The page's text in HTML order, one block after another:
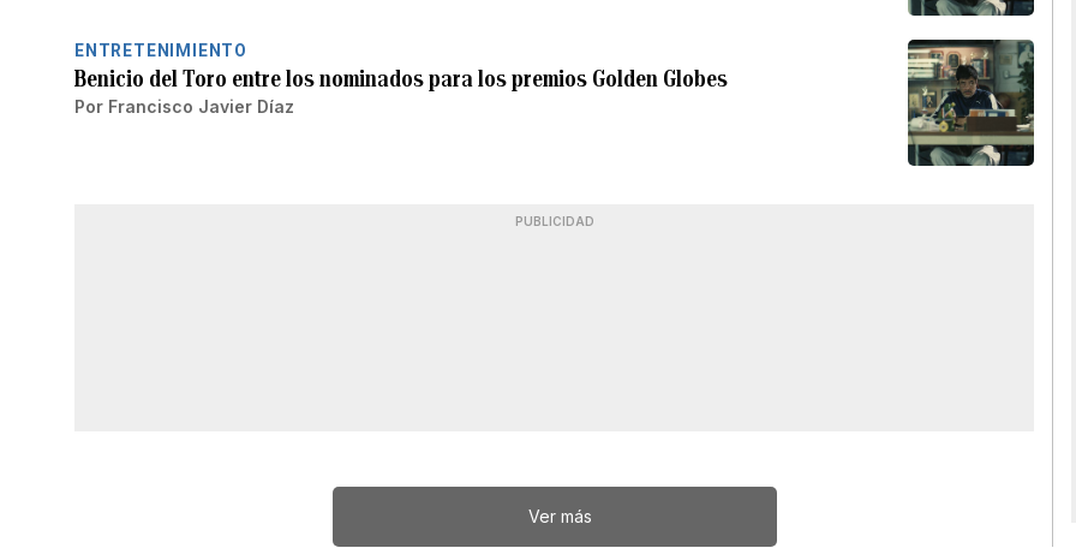
ENTRETENIMIENTO
Benicio del Toro entre los nominados para los premios Golden Globes
Por Francisco Javier Díaz
PUBLICIDAD
Ver más